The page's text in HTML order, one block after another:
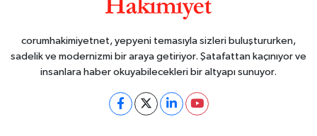
corumhakimiyetnet, yepyeni temasıyla sizleri buluştururken,
sadelik ve modernizmi bir araya getiriyor. Şatafattan kaçınıyor ve
insanlara haber okuyabilecekleri bir altyapı sunuyor.